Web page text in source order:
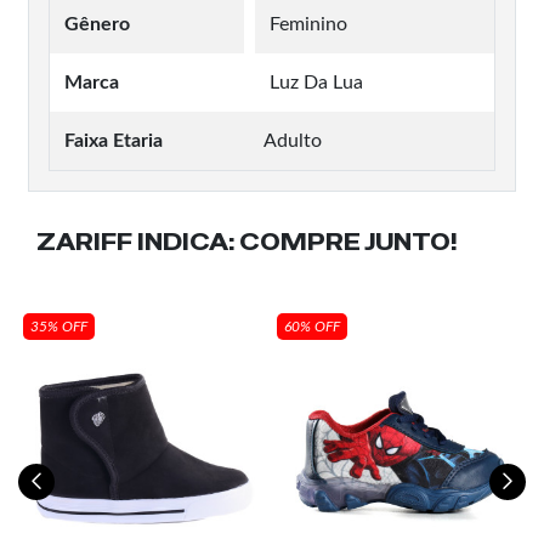
Gênero Feminino
Marca Luz Da Lua
Faixa Etaria Adulto
ZARIFF INDICA: COMPRE JUNTO!
35% OFF 60% OFF